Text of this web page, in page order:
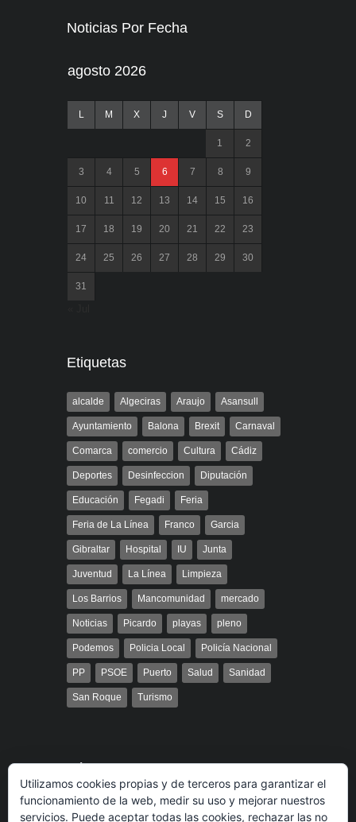
Noticias Por Fecha
agosto 2026
L M X J V S D
1 2
3 4 5 6 7 8 9
10 11 12 13 14 15 16
17 18 19 20 21 22 23
24 25 26 27 28 29 30
31
Etiquetas
alcalde Algeciras Araujo Asansull
Ayuntamiento Balona Brexit Carnaval
Comarca comercio Cultura Cádiz
Deportes Desinfeccion Diputación
Educación Fegadi Feria
Feria de La Línea Franco Garcia
Gibraltar Hospital IU Junta
Juventud La Línea Limpieza
Los Barrios Mancomunidad mercado
Noticias Picardo playas pleno
Podemos Policia Local Policía Nacional
PP PSOE Puerto Salud Sanidad
San Roque Turismo
Búsqueda
Utilizamos cookies propias y de terceros para garantizar el
funcionamiento de la web, medir su uso y mejorar nuestros
servicios. Puede aceptar todas las cookies, rechazar las no